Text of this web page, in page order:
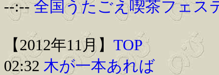
--:--全国うたごえ喫茶フェス
【2012年11月】 TOP
02:32 木が一本あれば